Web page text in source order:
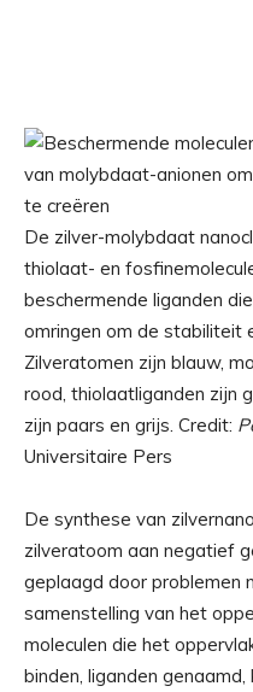
De zilver-molybdaat
thiolaat- en
beschermende liganden
omringen om de stabiliteit
Zilveratomen zijn blauw,
rood, thiolaatliganden zijn
zijn paars en grijs. Credit:
Universitaire Pers
De synthese van
zilveratoom aan negatief
geplaagd door problemen
samenstelling van het
moleculen die het
binden, liganden